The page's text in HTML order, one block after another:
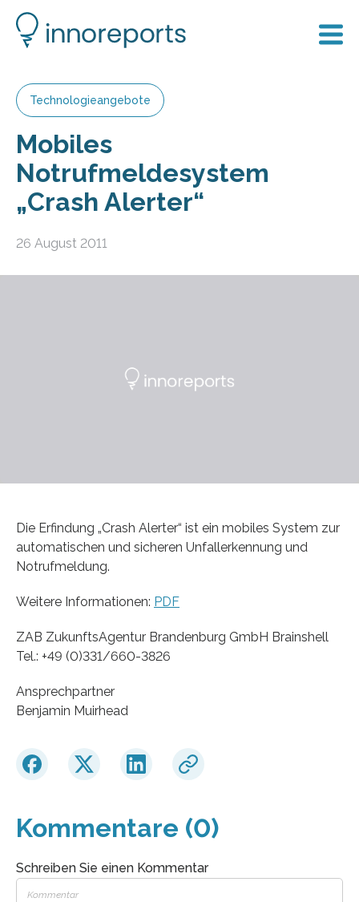
Technologieangebote
Mobiles
Notrufmeldesystem
„Crash Alerter“
26 August 2011
Die Erfindung „Crash Alerter“ ist ein mobiles System zur
automatischen und sicheren Unfallerkennung und
Notrufmeldung.
Weitere Informationen: PDF
ZAB ZukunftsAgentur Brandenburg GmbH Brainshell
Tel.: +49 (0)331/660-3826
Ansprechpartner
Benjamin Muirhead
Kommentare (0)
Schreiben Sie einen Kommentar